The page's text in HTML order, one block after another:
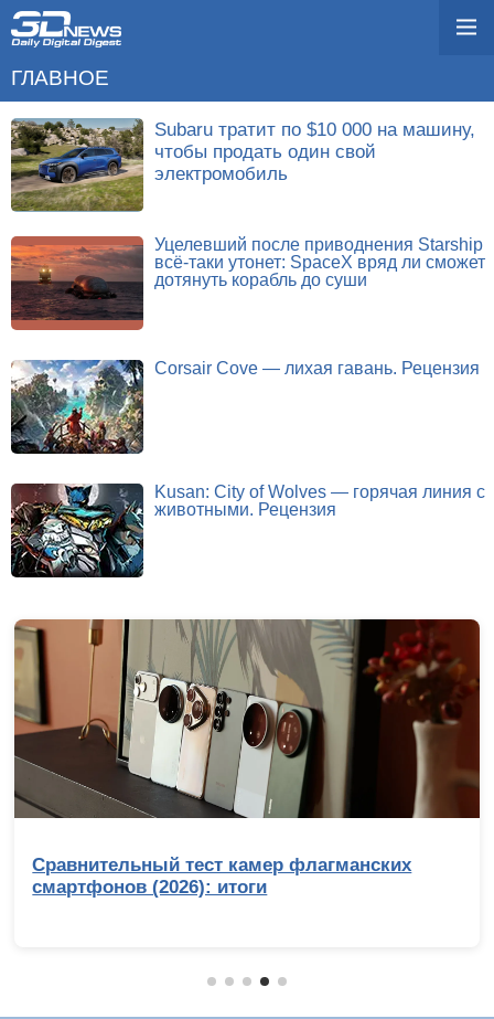
ГЛАВНОЕ
Subaru тратит по $10 000 на машину,
чтобы продать один свой
электромобиль
Уцелевший после приводнения Starship
всё-таки утонет: SpaceX вряд ли сможет
дотянуть корабль до суши
Corsair Cove — лихая гавань. Рецензия
Kusan: City of Wolves — горячая линия с
животными. Рецензия
Сравнительный тест камер флагманских
смартфонов (2026): итоги